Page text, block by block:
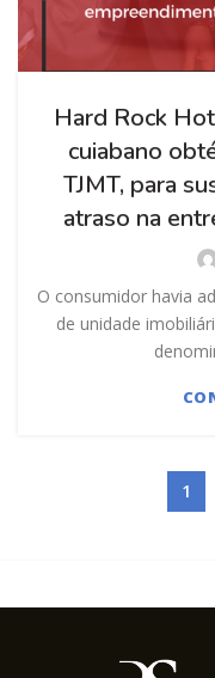
Hard Rock
cuiabano
TJMT, para
atraso na
O consumidor havia
de unidade
1